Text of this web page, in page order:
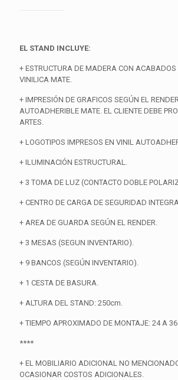
EL STAND INCLUYE:
+ ESTRUCTURA DE MADERA CON ACABADOS
VINILICA MATE.
+ IMPRESIÓN DE GRAFICOS SEGÚN EL
AUTOADHERIBLE MATE. EL CLIENTE DEBE
ARTES.
+ LOGOTIPOS IMPRESOS EN VINIL
+ ILUMINACIÓN ESTRUCTURAL.
+ 3 TOMA DE LUZ (CONTACTO DOBLE
+ CENTRO DE CARGA DE SEGURIDAD
+ AREA DE GUARDA SEGÚN EL RENDER.
+ 3 MESAS (SEGUN INVENTARIO).
+ 9 BANCOS (SEGÚN INVENTARIO).
+ 1 CESTA DE BASURA.
+ ALTURA DEL STAND: 250cm.
+ TIEMPO APROXIMADO DE MONTAJE: 24 A
****
+ EL MOBILIARIO ADICIONAL NO
OCASIONAR COSTOS ADICIONALES.